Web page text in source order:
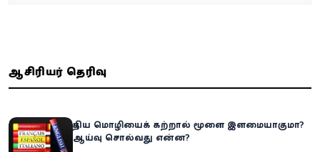
ஆசிரியர் தெரிவு
புதிய மொழியைக் கற்றால் மூளை இளமையாகுமா?
ஆய்வு சொல்வது என்ன?